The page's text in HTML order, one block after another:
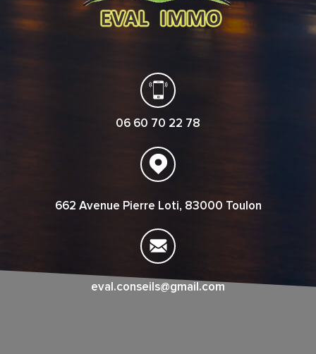
06 60 70 22 78
662 Avenue Pierre Loti, 83000 Toulon
eval.conseils@gmail.com